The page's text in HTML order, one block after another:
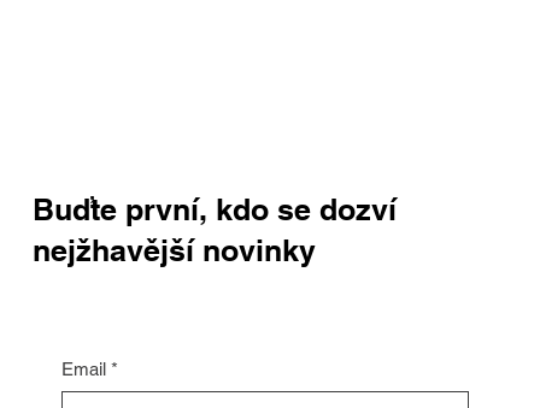
Buďte první, kdo se dozví
nejžhavější novinky
Email *